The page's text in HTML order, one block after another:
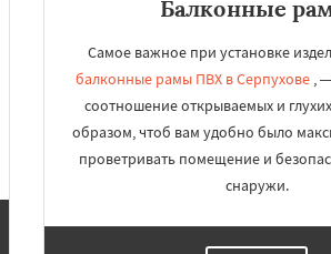
Балконные
Самое важное при установке
балконные рамы ПВХ в Серпухове, —
соотношение открываемых и
образом, чтоб вам удобно было
проветривать помещение и
снаружи.